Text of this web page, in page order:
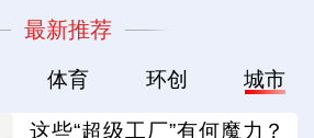
最新推荐
体育 环创 城市
这些“超级工厂”有何魔力？